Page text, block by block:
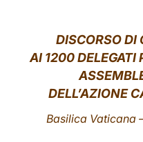
DISCORSO DI
AI 1200 DELEGATI
DELL’AZIONE
Basilica Vaticana